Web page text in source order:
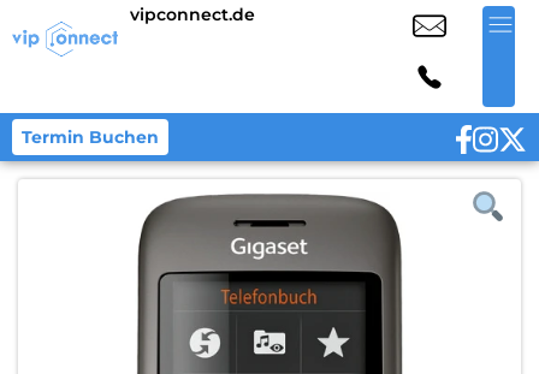
vipconnect.de
Termin Buchen